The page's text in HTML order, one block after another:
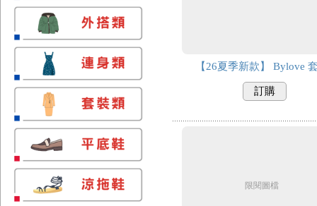
【26夏季新款】 Bylove
訂購
限閱圖檔